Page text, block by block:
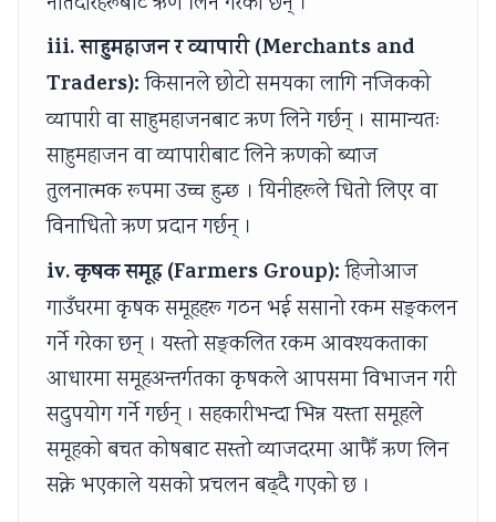
iii. साहुमहाजन र व्यापारी (Merchants and
Traders):किसानले छोटो समयका लागि नजिकको
व्यापारी वा साहुमहाजनबाट ऋण लिने गर्छन् । सामान्यतः
साहुमहाजन वा व्यापारीबाट लिने ऋणको ब्याज
तुलनात्मक रूपमा उच्च हुन्छ । यिनीहरूले धितो लिएर वा
विनाधितो ऋण प्रदान गर्छन् ।
iv. कृषक समूह (Farmers Group):हिजोआज
गाउँघरमा कृषक समूहहरू गठन भई ससानो रकम सङ्कलन
गर्ने गरेका छन् । यस्तो सङ्कलित रकम आवश्यकताका
आधारमा समूहअन्तर्गतका कृषकले आपसमा विभाजन गरी
सदुपयोग गर्ने गर्छन् । सहकारीभन्दा भिन्न यस्ता समूहले
समूहको बचत कोषबाट सस्तो व्याजदरमा आफैँ ऋण लिन
सक्ने भएकाले यसको प्रचलन बढ्दै गएको छ ।